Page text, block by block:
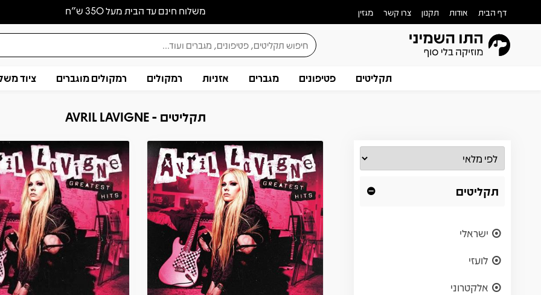
משלוח חינם עד הבית מעל 350 ש״ח דף הבית אודות תקנון צרו קשר מגזין
תקליטים פטיפונים מגברים אזניות רמקולים רמקולים מוגברים ציוד
תקליטים - AVRIL LAVIGNE
תקליטים
ישראלי
לועזי
אלקטרוני